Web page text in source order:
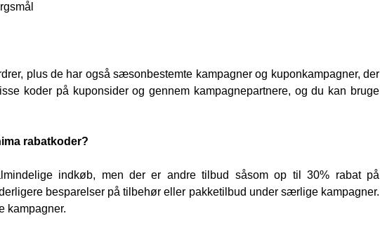
plus de har også sæsonbestemte kampagner og kuponkampagner, der
koder på kuponsider og gennem kampagnepartnere, og du kan bruge
rabatkoder?
indkøb, men der er andre tilbud såsom op til 30% rabat på
besparelser på tilbehør eller pakketilbud under særlige kampagner.
kampagner.